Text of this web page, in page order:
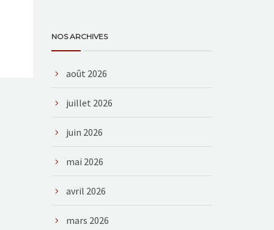
NOS ARCHIVES
août 2026
juillet 2026
juin 2026
mai 2026
avril 2026
mars 2026